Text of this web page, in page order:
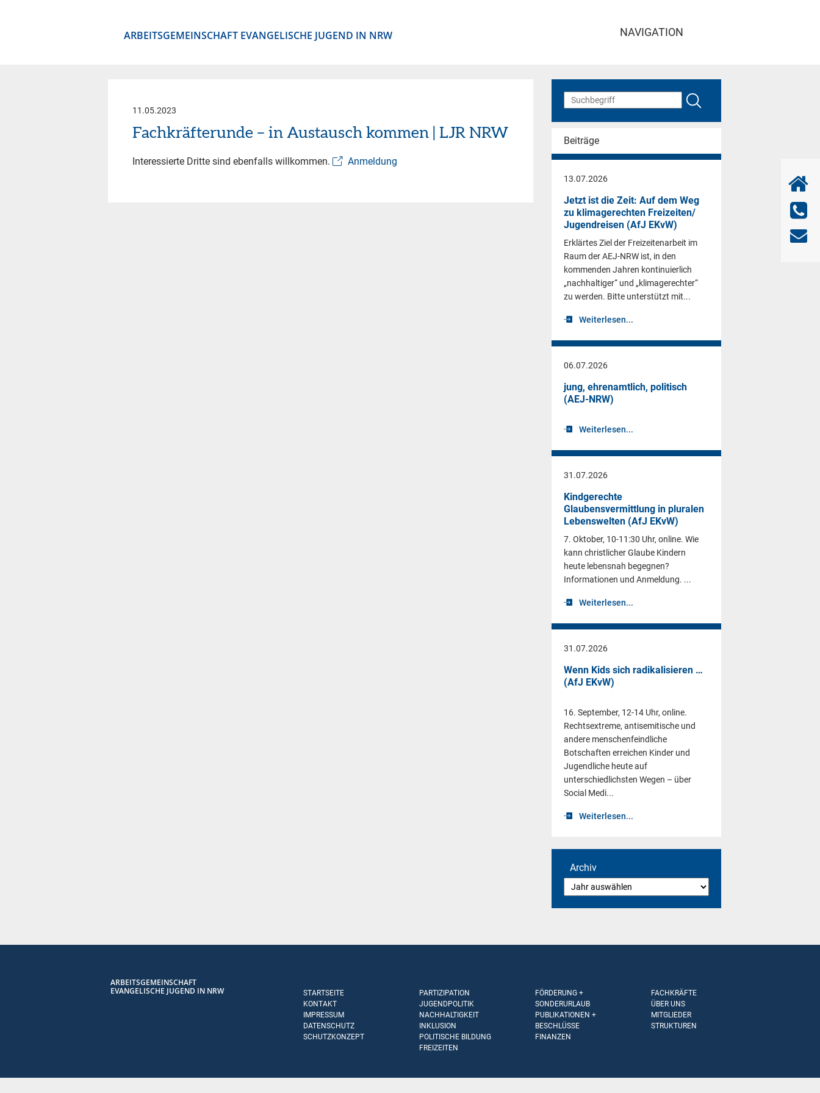
ARBEITSGEMEINSCHAFT EVANGELISCHE JUGEND IN NRW NAVIGATION
11.05.2023
Fachkräfterunde – in Austausch kommen | LJR NRW
Interessierte Dritte sind ebenfalls willkommen. Anmeldung
Beiträge
13.07.2026
Jetzt ist die Zeit: Auf dem Weg
zu klimagerechten Freizeiten/
Jugendreisen (AfJ EKvW)
Erklärtes Ziel der Freizeitenarbeit im
Raum der AEJ-NRW ist, in den
kommenden Jahren kontinuierlich
„nachhaltiger“ und „klimagerechter“
zu werden. Bitte unterstützt mit...
Weiterlesen...
06.07.2026
jung, ehrenamtlich, politisch
(AEJ-NRW)
Weiterlesen...
31.07.2026
Kindgerechte
Glaubensvermittlung in pluralen
Lebenswelten (AfJ EKvW)
7. Oktober, 10-11:30 Uhr, online. Wie
kann christlicher Glaube Kindern
heute lebensnah begegnen?
Informationen und Anmeldung. ...
Weiterlesen...
31.07.2026
Wenn Kids sich radikalisieren …
(AfJ EKvW)
16. September, 12-14 Uhr, online.
Rechtsextreme, antisemitische und
andere menschenfeindliche
Botschaften erreichen Kinder und
Jugendliche heute auf
unterschiedlichsten Wegen – über
Social Medi...
Weiterlesen...
Archiv
ARBEITSGEMEINSCHAFT
EVANGELISCHE JUGEND IN NRW
STARTSEITE
KONTAKT
IMPRESSUM
DATENSCHUTZ
SCHUTZKONZEPT
PARTIZIPATION
JUGENDPOLITIK
NACHHALTIGKEIT
INKLUSION
POLITISCHE BILDUNG
FREIZEITEN
FÖRDERUNG +
SONDERURLAUB
PUBLIKATIONEN +
BESCHLÜSSE
FINANZEN
FACHKRÄFTE
ÜBER UNS
MITGLIEDER
STRUKTUREN